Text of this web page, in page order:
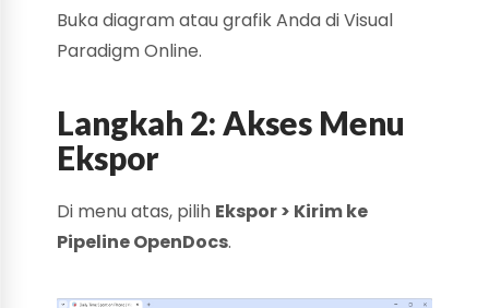
Buka diagram atau grafik Anda di Visual
Paradigm Online.
Langkah 2: Akses Menu
Ekspor
Di menu atas, pilih Ekspor > Kirim ke
Pipeline OpenDocs.